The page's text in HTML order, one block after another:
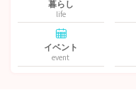
暮らし
life
イベント
event